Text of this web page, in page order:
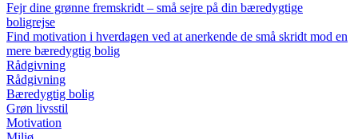
Fejr dine grønne fremskridt – små sejre på din bæredygtige
boligrejse
Find motivation i hverdagen ved at anerkende de små skridt mod en
mere bæredygtig bolig
Rådgivning
Rådgivning
Bæredygtig bolig
Grøn livsstil
Motivation